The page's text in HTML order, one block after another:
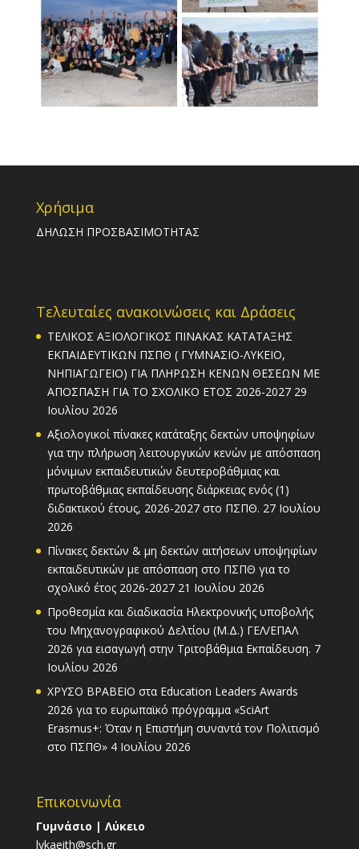
Χρήσιμα
ΔΗΛΩΣΗ ΠΡΟΣΒΑΣΙΜΟΤΗΤΑΣ
Τελευταίες ανακοινώσεις και Δράσεις
ΤΕΛΙΚΟΣ ΑΞΙΟΛΟΓΙΚΟΣ ΠΙΝΑΚΑΣ ΚΑΤΑΤΑΞΗΣ
ΕΚΠΑΙΔΕΥΤΙΚΩΝ ΠΣΠΘ ( ΓΥΜΝΑΣΙΟ-ΛΥΚΕΙΟ,
ΝΗΠΙΑΓΩΓΕΙΟ) ΓΙΑ ΠΛΗΡΩΣΗ ΚΕΝΩΝ ΘΕΣΕΩΝ ΜΕ
ΑΠΟΣΠΑΣΗ ΓΙΑ ΤΟ ΣΧΟΛΙΚΟ ΕΤΟΣ 2026-2027 29
Ιουλίου 2026
Αξιολογικοί πίνακες κατάταξης δεκτών υποψηφίων
για την πλήρωση λειτουργικών κενών με απόσπαση
μόνιμων εκπαιδευτικών δευτεροβάθμιας και
πρωτοβάθμιας εκπαίδευσης διάρκειας ενός (1)
διδακτικού έτους, 2026-2027 στο ΠΣΠΘ. 27 Ιουλίου
2026
Πίνακες δεκτών & μη δεκτών αιτήσεων υποψηφίων
εκπαιδευτικών με απόσπαση στο ΠΣΠΘ για το
σχολικό έτος 2026-2027 21 Ιουλίου 2026
Προθεσμία και διαδικασία Ηλεκτρονικής υποβολής
του Μηχανογραφικού Δελτίου (Μ.Δ.) ΓΕΛ/ΕΠΑΛ
2026 για εισαγωγή στην Τριτοβάθμια Εκπαίδευση. 7
Ιουλίου 2026
ΧΡΥΣΟ ΒΡΑΒΕΙΟ στα Education Leaders Awards
2026 για το ευρωπαϊκό πρόγραμμα «SciArt
Erasmus+: Όταν η Επιστήμη συναντά τον Πολιτισμό
στο ΠΣΠΘ» 4 Ιουλίου 2026
Επικοινωνία
Γυμνάσιο | Λύκειο
lykaeith@sch.gr